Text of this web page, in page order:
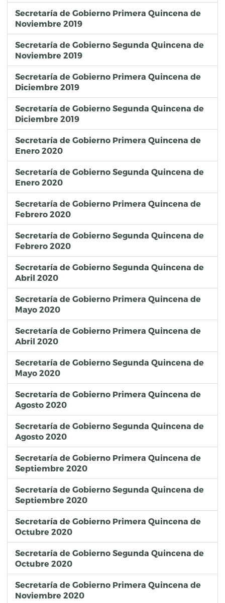
Secretaría de Gobierno Primera Quincena de
Noviembre 2019
Secretaría de Gobierno Segunda Quincena de
Noviembre 2019
Secretaría de Gobierno Primera Quincena de
Diciembre 2019
Secretaría de Gobierno Segunda Quincena de
Diciembre 2019
Secretaría de Gobierno Primera Quincena de
Enero 2020
Secretaría de Gobierno Segunda Quincena de
Enero 2020
Secretaría de Gobierno Primera Quincena de
Febrero 2020
Secretaría de Gobierno Segunda Quincena de
Febrero 2020
Secretaría de Gobierno Segunda Quincena de
Abril 2020
Secretaría de Gobierno Primera Quincena de
Mayo 2020
Secretaría de Gobierno Primera Quincena de
Abril 2020
Secretaría de Gobierno Segunda Quincena de
Mayo 2020
Secretaría de Gobierno Primera Quincena de
Agosto 2020
Secretaría de Gobierno Segunda Quincena de
Agosto 2020
Secretaría de Gobierno Primera Quincena de
Septiembre 2020
Secretaría de Gobierno Segunda Quincena de
Septiembre 2020
Secretaría de Gobierno Primera Quincena de
Octubre 2020
Secretaría de Gobierno Segunda Quincena de
Octubre 2020
Secretaría de Gobierno Primera Quincena de
Noviembre 2020